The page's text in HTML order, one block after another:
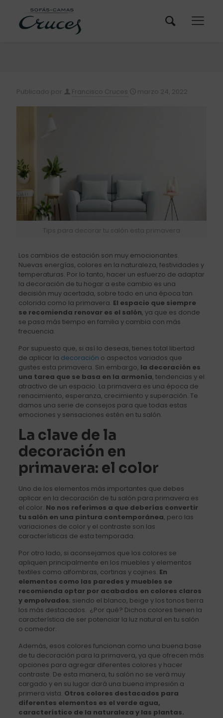
Publicado por Francisco Cruces marzo 24, 2022
Tips para decorar tu salón esta primavera
Los cambios de estación son muy emocionantes.
Nuevas energías, colores en la naturaleza, festividades y
temperaturas. Por lo tanto, hacer un esfuerzo de adaptar
la decoración de tu hogar a este cambio es una
decisión muy acertada, sobre todo en una época tan
colorida como la primavera. El espacio que siempre
se recomienda renovar es el salón, ya que es donde
se pasa más tiempo en familia y cambia con más
frecuencia.
Por supuesto que, si así lo deseas, tienes total libertad
de aplicar la decoración o aspectos variados que
gustes esta primavera. Sin embargo, la decoración es
una tarea que se basa en la armonía, tendencias y el
atractivo de un espacio. La primavera es una época de
renacimiento, esperanza, crecimiento y superación. Te
damos una serie de consejos para que todas estas
emociones y sensaciones estén en tu salón.
La clave de la
decoración en
primavera: el color
Uno de los elementos más importantes que debes
aplicar en la decoración de tu salón para primavera es
el color. No nos referimos a que deberías convertir
tu salón en una pintura contemporánea, pero las
variaciones de color y el contraste son las
características de esta temporada.
Por otro lado, si aconsejamos que los colores se
apliquen principalmente en los muebles y elementos
textiles como alfombras, cortinas y cojines. En
elementos como las paredes y muebles se
recomienda optar por acabados en colores claros
y empolvados; siendo el blanco, beige y los tonos tierra
los más destacados. ¿Por qué? Dichos colores tienen la
característica de ser potenciar la luz natural en tu salón
o comedor.
Además, esos colores funcionan como una buena base
de tu decoración para la primavera, ya que ofrecen más
opciones para agregar diferentes colores y hacer
contraste. De esta manera, tu salón no se verá muy
cargado y en su lugar dará una buena impresión a
primera vista. Otros colores destacados para
diferentes elementos es el verde agua,
característico de la naturaleza y las plantas.